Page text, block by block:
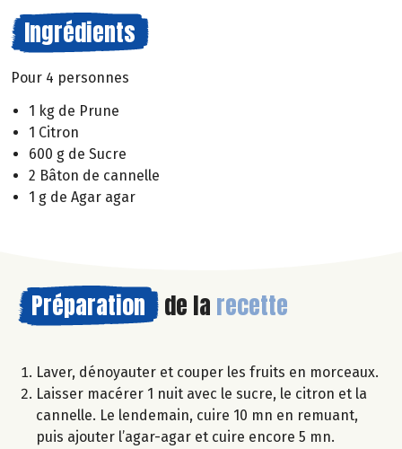
Ingrédients
Pour 4 personnes
1 kg de Prune
1 Citron
600 g de Sucre
2 Bâton de cannelle
1 g de Agar agar
Préparation de la recette
Laver, dénoyauter et couper les fruits en morceaux.
Laisser macérer 1 nuit avec le sucre, le citron et la
cannelle. Le lendemain, cuire 10 mn en remuant,
puis ajouter l’agar-agar et cuire encore 5 mn.